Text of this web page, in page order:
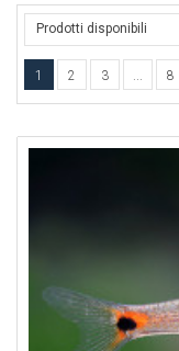
Prodotti disponibili
1 2 3 ... 8